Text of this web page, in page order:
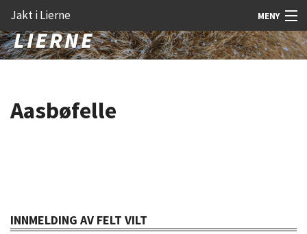
Jakt i Lierne MENY
Nyheter
Fangst
Kunnskap
innholdet
Forstørre
Aasbøfelle
INNMELDING AV FELT VILT